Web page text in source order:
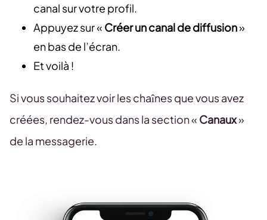
canal sur votre profil.
Appuyez sur « Créer un canal de diffusion»
en bas de l’écran.
Et voilà !
Si vous souhaitez voir les chaînes que vous avez
créées, rendez-vous dans la section « Canaux»
de la messagerie.